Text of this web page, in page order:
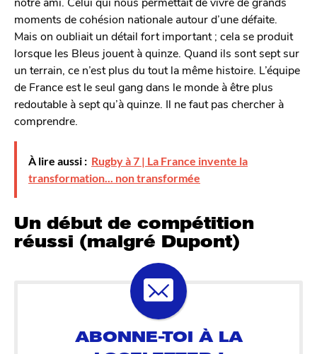
moments de cohésion nationale autour d’une défaite.
Mais on oubliait un détail fort important ; cela se produit
lorsque les Bleus jouent à quinze. Quand ils sont sept sur
un terrain, ce n’est plus du tout la même histoire. L’équipe
de France est le seul gang dans le monde à être plus
redoutable à sept qu’à quinze. Il ne faut pas chercher à
comprendre.
À lire aussi : Rugby à 7 | La France invente la
transformation... non transformée
Un début de compétition
réussi (malgré Dupont)